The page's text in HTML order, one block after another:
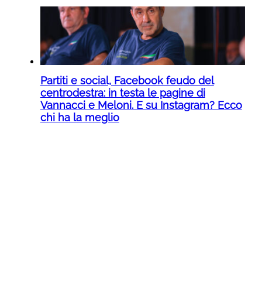
Partiti e social, Facebook feudo del
centrodestra: in testa le pagine di
Vannacci e Meloni. E su Instagram? Ecco
chi ha la meglio